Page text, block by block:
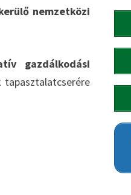
nemzetközi
gazdálkodási